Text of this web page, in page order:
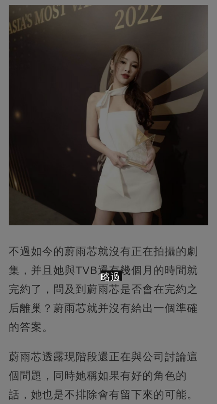
不過如今的蔚雨芯就沒有正在拍攝的劇
集，并且她與TVB還有幾個月的時間就
完約了，問及到蔚雨芯是否會在完約之
后離巢？蔚雨芯就并沒有給出一個準確
的答案。
蔚雨芯透露現階段還正在與公司討論這
個問題，同時她稱如果有好的角色的
話，她也是不排除會有留下來的可能。
略過